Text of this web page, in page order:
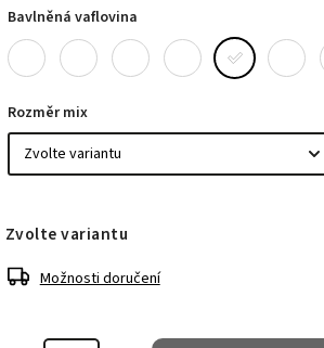
Bavlněná vaflovina
Rozměr mix
Zvolte variantu
Možnosti doručení